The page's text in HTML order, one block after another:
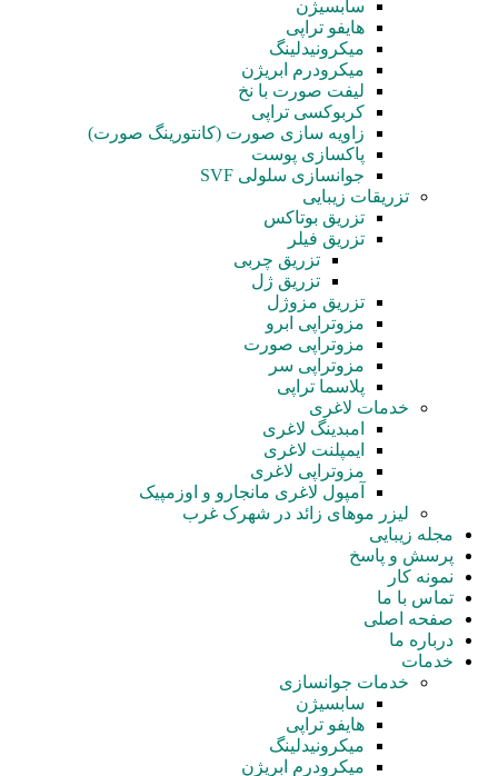
سابسیژن
هایفو تراپی
میکرونیدلینگ
میکرودرم ابریژن
لیفت صورت با نخ
کربوکسی تراپی
زاویه سازی صورت (کانتورینگ صورت)
پاکسازی پوست
جوانسازی سلولی SVF
تزریقات زیبایی
تزریق بوتاکس
تزریق فیلر
تزریق چربی
تزریق ژل
تزریق مزوژل
مزوتراپی ابرو
مزوتراپی صورت
مزوتراپی سر
پلاسما تراپی
خدمات لاغری
امبدینگ لاغری
ایمپلنت لاغری
مزوتراپی لاغری
آمپول‌ لاغری مانجارو و اوزمپیک
لیزر موهای زائد در شهرک غرب
مجله زیبایی
پرسش و پاسخ
نمونه کار
تماس با ما
صفحه اصلی
درباره ما
خدمات
خدمات جوانسازی
سابسیژن
هایفو تراپی
میکرونیدلینگ
میکرودرم ابریژن